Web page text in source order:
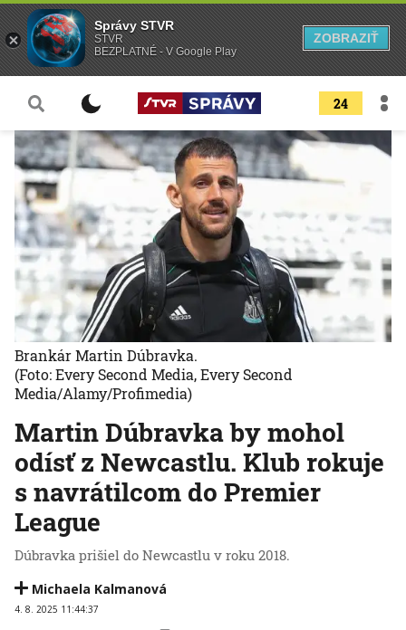
24
Martin Dúbravka by mohol
odísť z Newcastlu. Klub rokuje
s navrátilcom do Premier
League
Dúbravka prišiel do Newcastlu v roku 2018.
Michaela Kalmanová
4. 8. 2025 11:44:37
Brankár Martin Dúbravka.
(Foto: Every Second Media, Every Second
Media/Alamy/Profimedia)
Správy STVR
STVR
BEZPLATNÉ - V Google Play
ZOBRAZIŤ